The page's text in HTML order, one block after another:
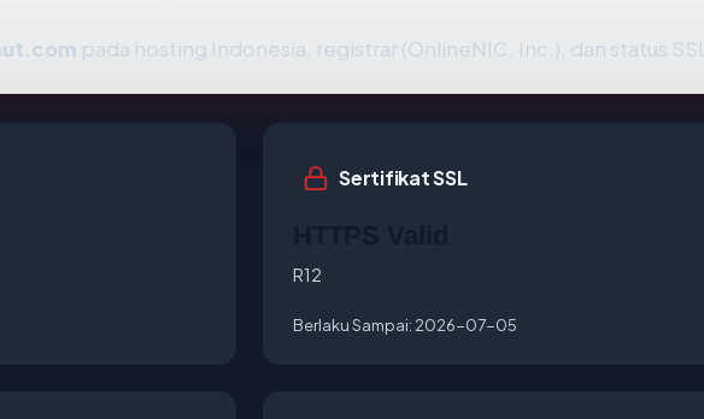
pada hosting Indonesia, registrar (OnlineNIC, Inc.), dan status SSL.
Sertifikat SSL
R12
Berlaku Sampai: 2026-07-05